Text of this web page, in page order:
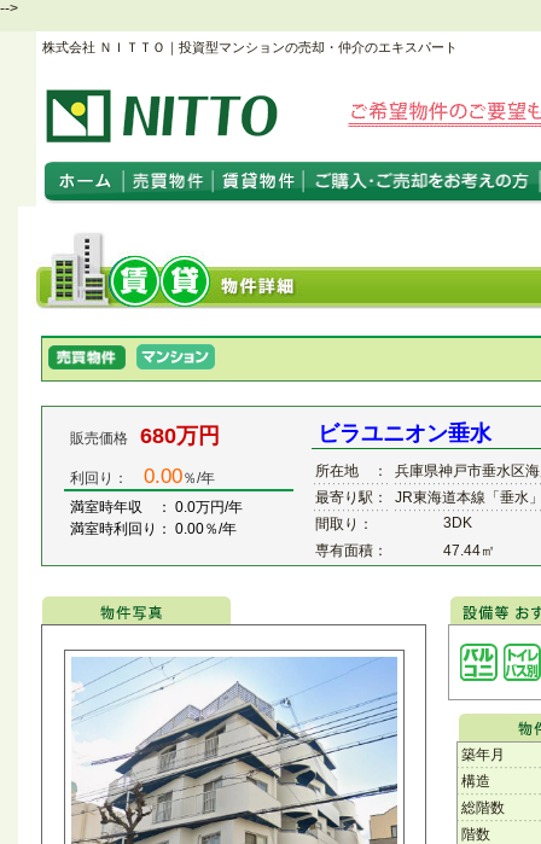
-->
株式会社 ＮＩＴＴＯ｜投資型マンションの売却・仲介のエキスパート
販売価格 680万円
利回り： 0.00％/年
満室時年収 ： 0.0万円/年
満室時利回り： 0.00％/年
ビラユニオン垂水
所在地 ：
兵庫県神戸市垂水区
最寄り駅：
JR東海道本線「垂水
間取り：
3DK
専有面積：
47.44㎡
築年月
構造
総階数
階数